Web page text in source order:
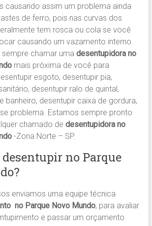
causando assim um problema ainda
de ferro, pois nas curvas dos
tem rosca ou cola se você
causando um vazamento interno.
chamar uma desentupidora no
mais próxima de você para
esgoto, desentupir pia,
desentupir ralo de quintal,
banheiro, desentupir caixa de gordura,
problema. Estamos sempre pronto
chamado de desentupidora no
-Zona Norte – SP.
desentupir no Parque
enviamos uma equipe técnica
no Parque Novo Mundo, para avaliar
e passar um orçamento